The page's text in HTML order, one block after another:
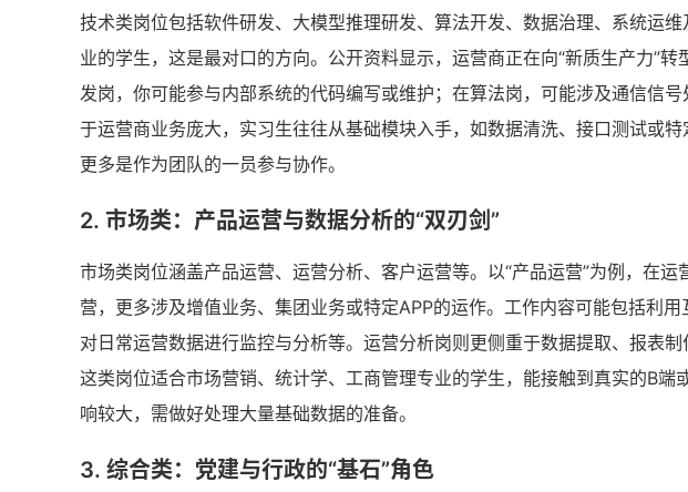
技术类岗位包括软件研发、大模型推理研发、算法开发、数据治理、系统运
业的学生，这是最对口的方向。公开资料显示，运营商正在向“新质生产力”
发岗，你可能参与内部系统的代码编写或维护；在算法岗，可能涉及通信信
于运营商业务庞大，实习生往往从基础模块入手，如数据清洗、接口测试或
更多是作为团队的一员参与协作。
2. 市场类：产品运营与数据分析的“双刃剑”
市场类岗位涵盖产品运营、运营分析、客户运营等。以“产品运营”为例，在
营，更多涉及增值业务、集团业务或特定APP的运作。工作内容可能包括利用
对日常运营数据进行监控与分析等。运营分析岗则更侧重于数据提取、报表
这类岗位适合市场营销、统计学、工商管理专业的学生，能接触到真实的B
响较大，需做好处理大量基础数据的准备。
3. 综合类：党建与行政的“基石”角色